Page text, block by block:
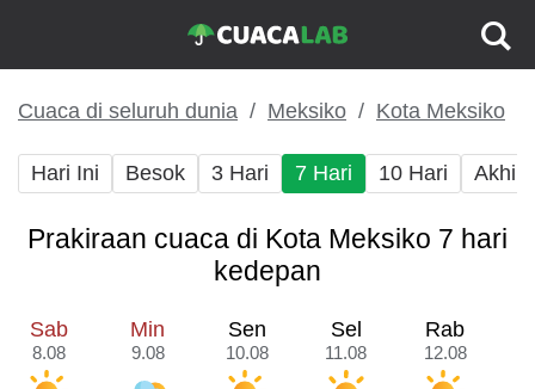
Cuaca di seluruh dunia Meksiko Kota Meksiko
Hari Ini Besok 3 Hari 7 Hari 10 Hari Akhir
Prakiraan cuaca di Kota Meksiko 7 hari
kedepan
Sab
8.08
Min
9.08
Sen
10.08
Sel
11.08
Rab
12.08